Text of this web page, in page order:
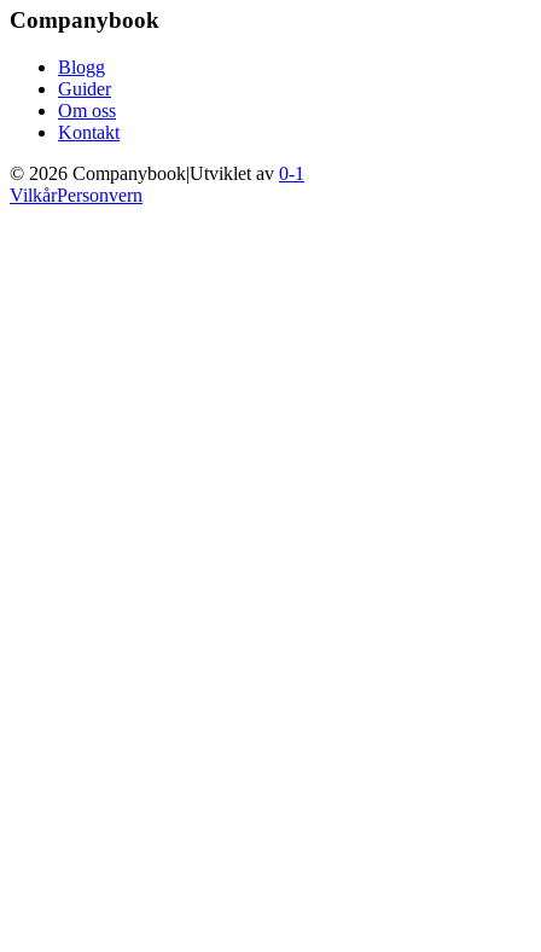
Companybook
Blogg
Guider
Om oss
Kontakt
© 2026 Companybook|Utviklet av 0-1
VilkårPersonvern